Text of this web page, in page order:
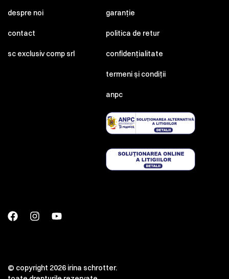
despre noi
contact
sc exclusiv comp srl
garanție
politica de retur
confidențialitate
termeni și condiții
anpc
© copyright 2026 irina schrotter.